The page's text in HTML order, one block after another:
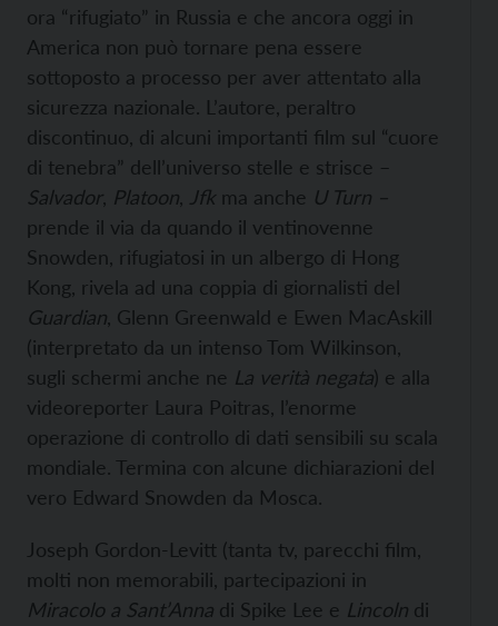
ora “rifugiato” in Russia e che ancora oggi in
America non può tornare pena essere
sottoposto a processo per aver attentato alla
sicurezza nazionale. L’autore, peraltro
discontinuo, di alcuni importanti film sul “cuore
di tenebra” dell’universo stelle e strisce –
Salvador, Platoon Jfk ma anche U Turn –
prende il via da quando il ventinovenne
Snowden, rifugiatosi in un albergo di Hong
Kong, rivela ad una coppia di giornalisti del
Guardian , Glenn Greenwald e Ewen MacAskill
(interpretato da un intenso Tom Wilkinson,
sugli schermi anche ne La verità negata) e alla
videoreporter Laura Poitras, l’enorme
operazione di controllo di dati sensibili su scala
mondiale. Termina con alcune dichiarazioni del
vero Edward Snowden da Mosca.
Joseph Gordon-Levitt (tanta tv, parecchi film,
molti non memorabili, partecipazioni in
Miracolo a Sant’Anna di Spike Lee e Lincoln di